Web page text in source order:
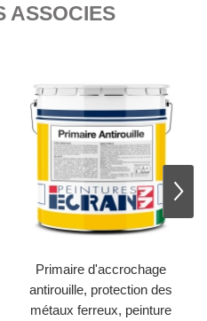
ASSOCIES
Primaire d'accrochage
antirouille, protection des
métaux ferreux, peinture
⇨